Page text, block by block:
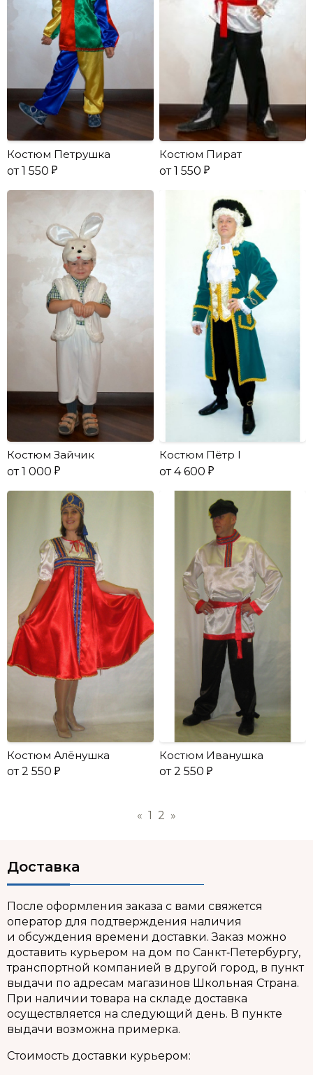
Костюм Петрушка
от 1 550
Костюм Пират
от 1 550
Костюм Зайчик
от 1 000
Костюм Пётр I
от 4 600
Костюм Алёнушка
от 2 550
Костюм Иванушка
от 2 550
« 1 2 »
Доставка
После оформления заказа с вами свяжется
оператор для подтверждения наличия
и обсуждения времени доставки. Заказ можно
доставить курьером на дом по Санкт‑Петербургу,
транспортной компанией в другой город, в пункт
выдачи по адресам магазинов Школьная Страна.
При наличии товара на складе доставка
осуществляется на следующий день. В пункте
выдачи возможна примерка.
Стоимость доставки курьером: